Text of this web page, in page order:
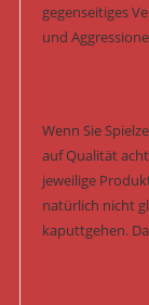
gegenseitiges
und
Wenn Sie
auf Qualität
jeweilige
natürlich nicht
kaputtgehen.